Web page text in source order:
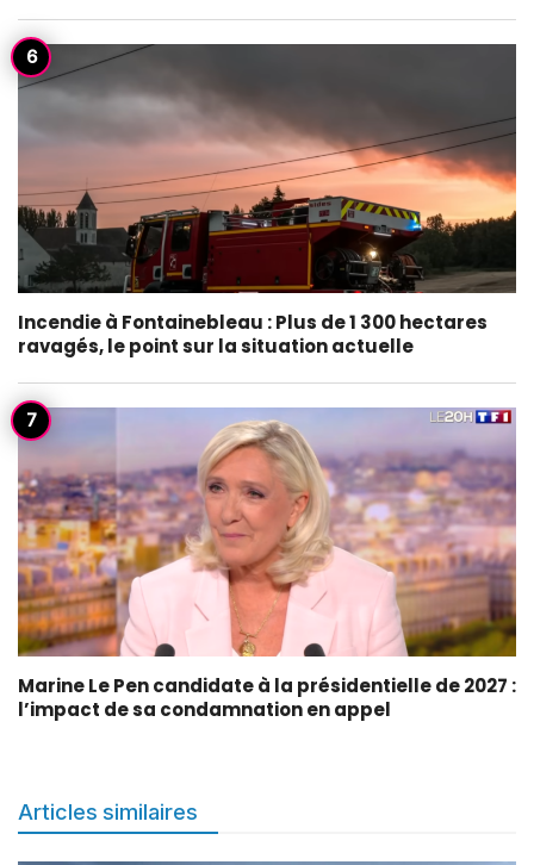
Incendie à Fontainebleau : Plus de 1 300 hectares
ravagés, le point sur la situation actuelle
Marine Le Pen candidate à la présidentielle de 2027 :
l’impact de sa condamnation en appel
Articles similaires